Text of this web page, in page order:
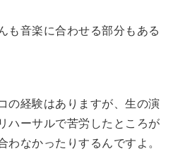
音楽に合わせる部分もある
の経験はありますが、生の演
ハーサルで苦労したところが
わなかったりするんですよ。